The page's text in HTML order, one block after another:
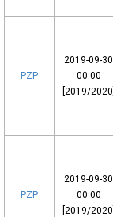
PZP
2019-09-30
00:00
[2019/2020]
PZP
2019-09-30
00:00
[2019/2020]